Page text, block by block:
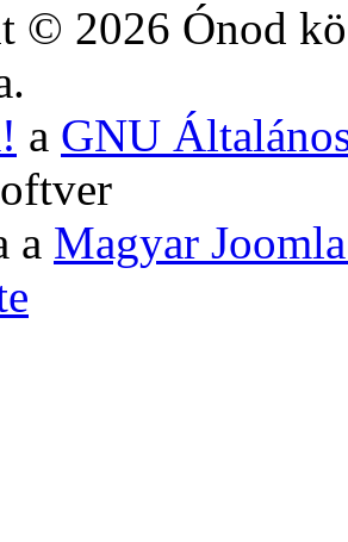
© 2026 Ónod
a GNU
a Magyar